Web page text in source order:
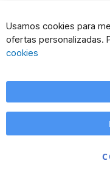
Usamos cookies para
ofertas personalizadas.
cookies